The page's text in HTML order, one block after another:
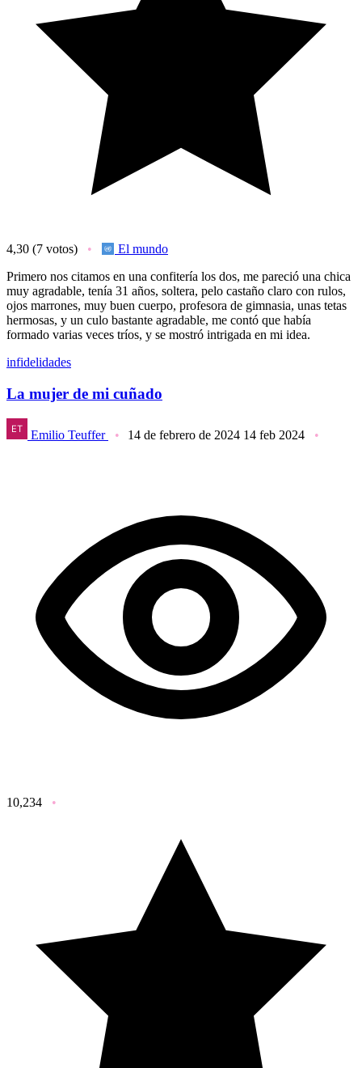
4,30 (7 votos)
El mundo
Primero nos citamos en una confitería los dos, me pareció una chica
muy agradable, tenía 31 años, soltera, pelo castaño claro con rulos,
ojos marrones, muy buen cuerpo, profesora de gimnasia, unas tetas
hermosas, y un culo bastante agradable, me contó que había
formado varias veces tríos, y se mostró intrigada en mi idea.
infidelidades
La mujer de mi cuñado
Emilio Teuffer 14 de febrero de 2024 14 feb 2024
10,234